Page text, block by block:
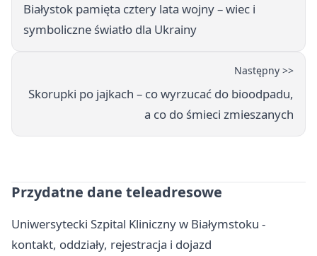
Białystok pamięta cztery lata wojny – wiec i
symboliczne światło dla Ukrainy
Następny >>
Skorupki po jajkach – co wyrzucać do bioodpadu,
a co do śmieci zmieszanych
Przydatne dane teleadresowe
Uniwersytecki Szpital Kliniczny w Białymstoku -
kontakt, oddziały, rejestracja i dojazd